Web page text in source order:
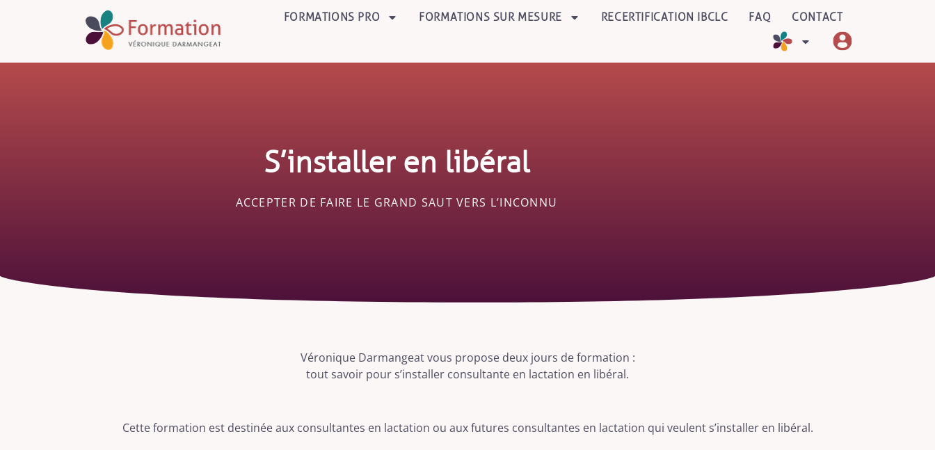
FORMATIONS PRO FORMATIONS SUR MESURE RECERTIFICATION IBCLC FAQ CONTACT
S’installer en libéral
ACCEPTER DE FAIRE LE GRAND SAUT VERS L’INCONNU
Véronique Darmangeat vous propose deux jours de formation :
tout savoir pour s’installer consultante en lactation en libéral.
Cette formation est destinée aux consultantes en lactation ou aux futures consultantes en lactation qui veulent s’installer en libéral.